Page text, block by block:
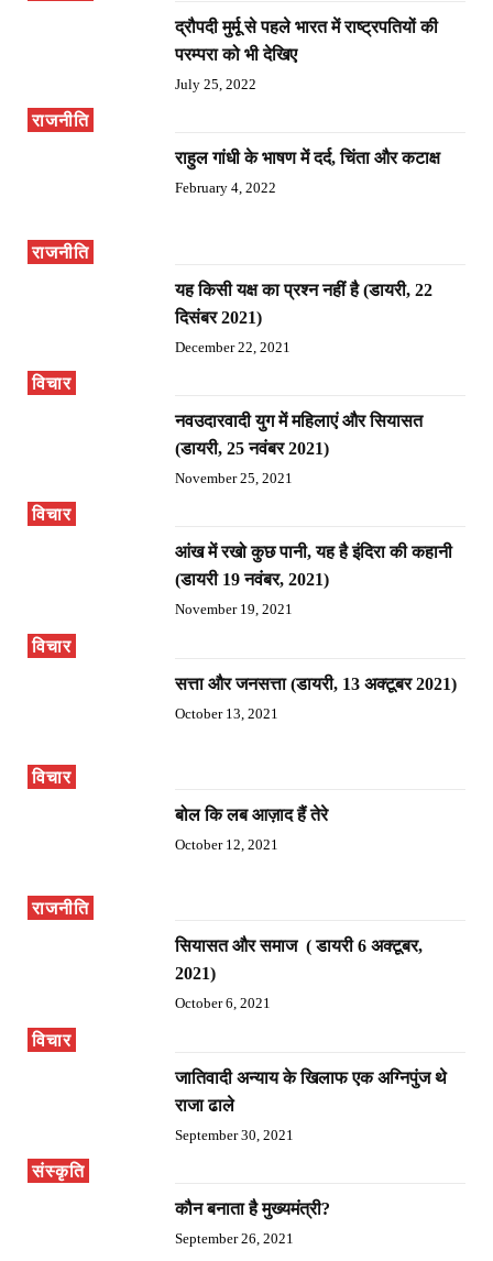
राजनीति
द्रौपदी मुर्मू से पहले भारत में राष्ट्रपतियों की
परम्परा को भी देखिए
July 25, 2022
राजनीति
राहुल गांधी के भाषण में दर्द, चिंता और कटाक्ष
February 4, 2022
विचार
यह किसी यक्ष का प्रश्न नहीं है (डायरी, 22
दिसंबर 2021)
December 22, 2021
विचार
नवउदारवादी युग में महिलाएं और सियासत
(डायरी, 25 नवंबर 2021)
November 25, 2021
विचार
आंख में रखो कुछ पानी, यह है इंदिरा की कहानी
(डायरी 19 नवंबर, 2021)
November 19, 2021
विचार
सत्ता और जनसत्ता (डायरी, 13 अक्टूबर 2021)
October 13, 2021
राजनीति
बोल कि लब आज़ाद हैं तेरे
October 12, 2021
विचार
सियासत और समाज ( डायरी 6 अक्टूबर,
2021)
October 6, 2021
संस्कृति
जातिवादी अन्याय के खिलाफ एक अग्निपुंज थे
राजा ढाले
September 30, 2021
कौन बनाता है मुख्यमंत्री?
September 26, 2021